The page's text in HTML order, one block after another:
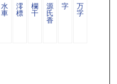
水
車
澪
標
欄
干
源
氏
香
字 万
字